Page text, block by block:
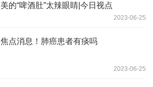
美的“啤酒肚”太辣眼睛|今日视点
2023-06-25
焦点消息！肺癌患者有痰吗
2023-06-25